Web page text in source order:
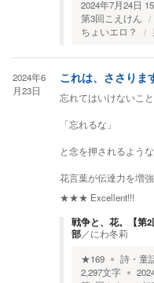
2024年7月24日
第3回こえけん
ちょいエロ？
2024年6
月23日
これは、ささりま
忘れてはいけないこ
「忘れるな」
と念を押されるよう
花言葉が伝達力を増
★★★ Excellent!!!
戦争と、花。【第
部／にわ冬莉
★169 詩・童
2,297文字